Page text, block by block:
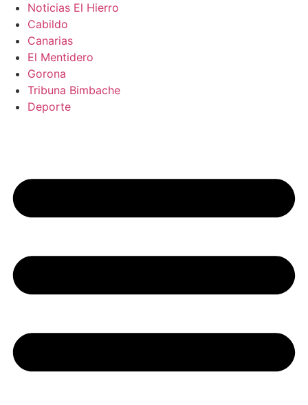
Noticias El Hierro
Cabildo
Canarias
El Mentidero
Gorona
Tribuna Bimbache
Deporte